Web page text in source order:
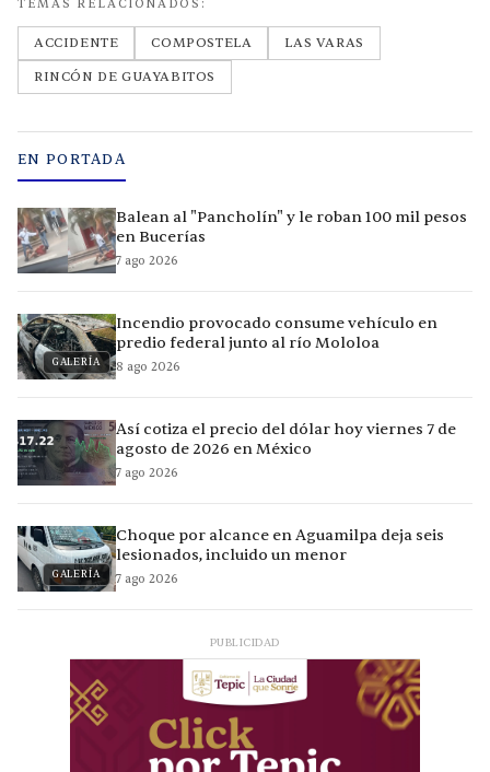
TEMAS RELACIONADOS:
ACCIDENTE COMPOSTELA
LAS VARAS
RINCÓN DE GUAYABITOS
EN PORTADA
Balean al "Pancholín" y le roban 100 mil pesos
en Bucerías
7 ago 2026
GALERÍA
Incendio provocado consume vehículo en
predio federal junto al río Mololoa
8 ago 2026
Así cotiza el precio del dólar hoy viernes 7 de
agosto de 2026 en México
7 ago 2026
GALERÍA
Choque por alcance en Aguamilpa deja seis
lesionados, incluido un menor
7 ago 2026
PUBLICIDAD